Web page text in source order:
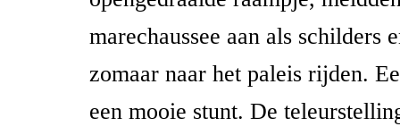
marechaussee aan als schilders
zomaar naar het paleis rijden.
een mooie stunt. De